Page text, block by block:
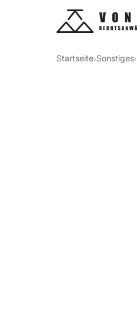
Startseite›Sonstiges›